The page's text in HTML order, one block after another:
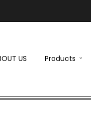
US Products